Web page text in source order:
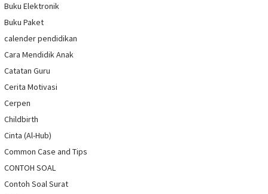
Buku Elektronik
Buku Paket
calender pendidikan
Cara Mendidik Anak
Catatan Guru
Cerita Motivasi
Cerpen
Childbirth
Cinta (Al-Hub)
Common Case and Tips
CONTOH SOAL
Contoh Soal Surat